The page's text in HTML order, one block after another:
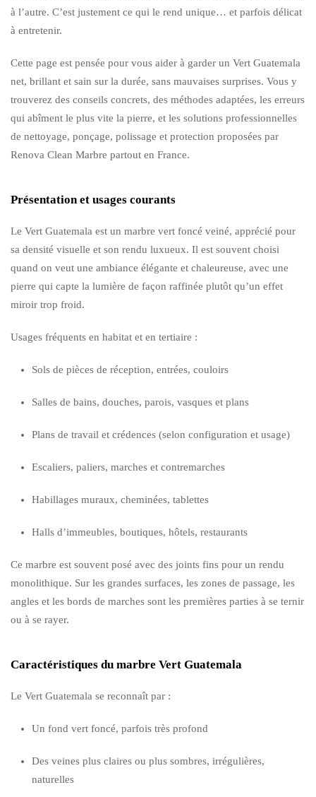
à l’autre. C’est justement ce qui le rend unique… et parfois délicat
à entretenir.
Cette page est pensée pour vous aider à garder un Vert Guatemala
net, brillant et sain sur la durée, sans mauvaises surprises. Vous y
trouverez des conseils concrets, des méthodes adaptées, les erreurs
qui abîment le plus vite la pierre, et les solutions professionnelles
de nettoyage, ponçage, polissage et protection proposées par
Renova Clean Marbre partout en France.
Présentation et usages courants
Le Vert Guatemala est un marbre vert foncé veiné, apprécié pour
sa densité visuelle et son rendu luxueux. Il est souvent choisi
quand on veut une ambiance élégante et chaleureuse, avec une
pierre qui capte la lumière de façon raffinée plutôt qu’un effet
miroir trop froid.
Usages fréquents en habitat et en tertiaire :
Sols de pièces de réception, entrées, couloirs
Salles de bains, douches, parois, vasques et plans
Plans de travail et crédences (selon configuration et usage)
Escaliers, paliers, marches et contremarches
Habillages muraux, cheminées, tablettes
Halls d’immeubles, boutiques, hôtels, restaurants
Ce marbre est souvent posé avec des joints fins pour un rendu
monolithique. Sur les grandes surfaces, les zones de passage, les
angles et les bords de marches sont les premières parties à se ternir
ou à se rayer.
Caractéristiques du marbre Vert Guatemala
Le Vert Guatemala se reconnaît par :
Un fond vert foncé, parfois très profond
Des veines plus claires ou plus sombres, irrégulières,
naturelles